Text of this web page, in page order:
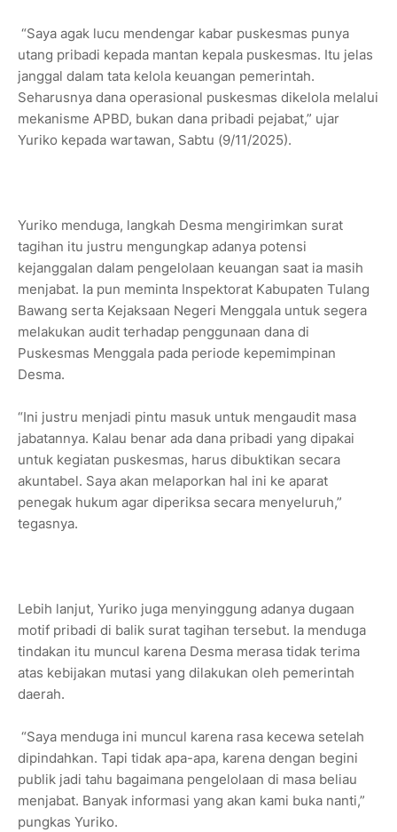
“Saya agak lucu mendengar kabar puskesmas punya
utang pribadi kepada mantan kepala puskesmas. Itu jelas
janggal dalam tata kelola keuangan pemerintah.
Seharusnya dana operasional puskesmas dikelola melalui
mekanisme APBD, bukan dana pribadi pejabat,” ujar
Yuriko kepada wartawan, Sabtu (9/11/2025).
Yuriko menduga, langkah Desma mengirimkan surat
tagihan itu justru mengungkap adanya potensi
kejanggalan dalam pengelolaan keuangan saat ia masih
menjabat. Ia pun meminta Inspektorat Kabupaten Tulang
Bawang serta Kejaksaan Negeri Menggala untuk segera
melakukan audit terhadap penggunaan dana di
Puskesmas Menggala pada periode kepemimpinan
Desma.
“Ini justru menjadi pintu masuk untuk mengaudit masa
jabatannya. Kalau benar ada dana pribadi yang dipakai
untuk kegiatan puskesmas, harus dibuktikan secara
akuntabel. Saya akan melaporkan hal ini ke aparat
penegak hukum agar diperiksa secara menyeluruh,”
tegasnya.
Lebih lanjut, Yuriko juga menyinggung adanya dugaan
motif pribadi di balik surat tagihan tersebut. Ia menduga
tindakan itu muncul karena Desma merasa tidak terima
atas kebijakan mutasi yang dilakukan oleh pemerintah
daerah.
“Saya menduga ini muncul karena rasa kecewa setelah
dipindahkan. Tapi tidak apa-apa, karena dengan begini
publik jadi tahu bagaimana pengelolaan di masa beliau
menjabat. Banyak informasi yang akan kami buka nanti,”
pungkas Yuriko.